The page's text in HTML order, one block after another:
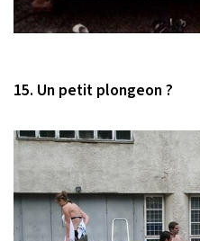
15. Un petit plongeon ?